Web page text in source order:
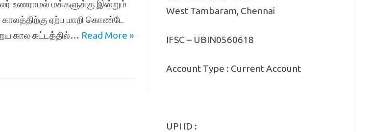
உணராமல் மக்களுக்கு இன்றும்
ஏற்ப மாறி கொண்டே
கால கட்டத்தில்… Read More »
West Tambaram, Chennai
IFSC – UBIN0560618
Account Type : Current Account
UPI ID :